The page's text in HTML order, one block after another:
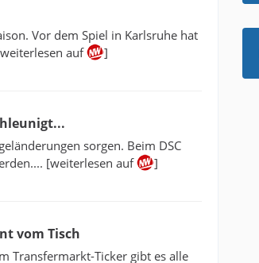
Vor dem Spiel in Karlsruhe hat
auf
]
sorgen. Beim DSC
[weiterlesen auf
]
vom Tisch
Transfermarkt-Ticker gibt es alle